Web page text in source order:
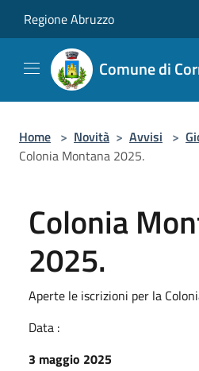
Regione Abruzzo
Comune di
Home > Novità > Avvisi >
Colonia Montana 2025.
Colonia
2025.
Aperte le iscrizioni per la
Data :
3 maggio 2025